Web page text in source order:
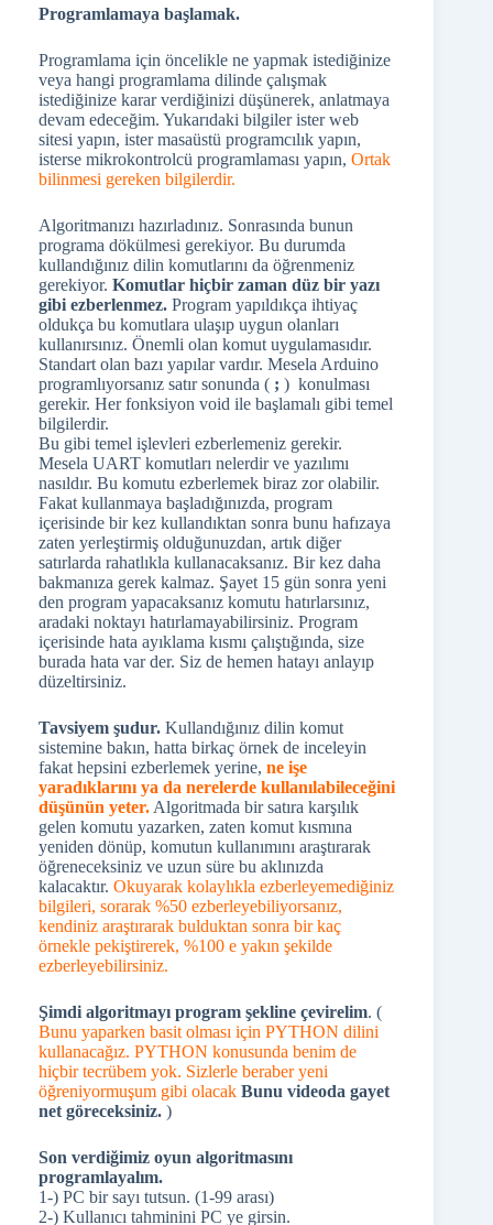
Programlamaya başlamak.
Programlama için öncelikle ne yapmak istediğinize
veya hangi programlama dilinde çalışmak
istediğinize karar verdiğinizi düşünerek, anlatmaya
devam edeceğim. Yukarıdaki bilgiler ister web
sitesi yapın, ister masaüstü programcılık yapın,
isterse mikrokontrolcü programlaması yapın, Ortak
bilinmesi gereken bilgilerdir.
Algoritmanızı hazırladınız. Sonrasında bunun
programa dökülmesi gerekiyor. Bu durumda
kullandığınız dilin komutlarını da öğrenmeniz
gerekiyor. Komutlar hiçbir zaman düz bir yazı
gibi ezberlenmez. Program yapıldıkça ihtiyaç
oldukça bu komutlara ulaşıp uygun olanları
kullanırsınız. Önemli olan komut uygulamasıdır.
Standart olan bazı yapılar vardır. Mesela Arduino
programlıyorsanız satır sonunda ( ; ) konulması
gerekir. Her fonksiyon void ile başlamalı gibi temel
bilgilerdir.
Bu gibi temel işlevleri ezberlemeniz gerekir.
Mesela UART komutları nelerdir ve yazılımı
nasıldır. Bu komutu ezberlemek biraz zor olabilir.
Fakat kullanmaya başladığınızda, program
içerisinde bir kez kullandıktan sonra bunu hafızaya
zaten yerleştirmiş olduğunuzdan, artık diğer
satırlarda rahatlıkla kullanacaksanız. Bir kez daha
bakmanıza gerek kalmaz. Şayet 15 gün sonra yeni
den program yapacaksanız komutu hatırlarsınız,
aradaki noktayı hatırlamayabilirsiniz. Program
içerisinde hata ayıklama kısmı çalıştığında, size
burada hata var der. Siz de hemen hatayı anlayıp
düzeltirsiniz.
Tavsiyem şudur. Kullandığınız dilin komut
sistemine bakın, hatta birkaç örnek de inceleyin
fakat hepsini ezberlemek yerine, ne işe
yaradıklarını ya da nerelerde kullanılabileceğini
düşünün yeter. Algoritmada bir satıra karşılık
gelen komutu yazarken, zaten komut kısmına
yeniden dönüp, komutun kullanımını araştırarak
öğreneceksiniz ve uzun süre bu aklınızda
kalacaktır. Okuyarak kolaylıkla ezberleyemediğiniz
bilgileri, sorarak %50 ezberleyebiliyorsanız,
kendiniz araştırarak bulduktan sonra bir kaç
örnekle pekiştirerek, %100 e yakın şekilde
ezberleyebilirsiniz.
Şimdi algoritmayı program şekline çevirelim. (
Bunu yaparken basit olması için PYTHON dilini
kullanacağız. PYTHON konusunda benim de
hiçbir tecrübem yok. Sizlerle beraber yeni
öğreniyormuşum gibi olacak Bunu videoda gayet
net göreceksiniz. )
Son verdiğimiz oyun algoritmasını
programlayalım.
1-) PC bir sayı tutsun. (1-99 arası)
2-) Kullanıcı tahminini PC ye girsin.